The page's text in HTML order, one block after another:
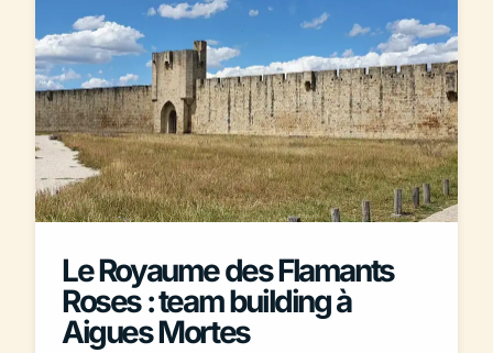
Le Royaume des Flamants
Roses : team building à
Aigues Mortes